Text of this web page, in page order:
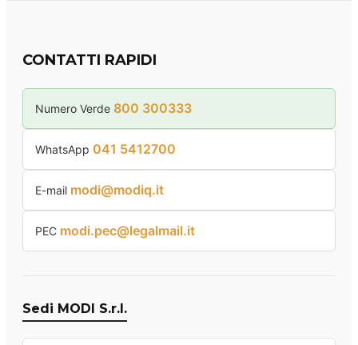
CONTATTI RAPIDI
Numero Verde 800 300333
WhatsApp 041 5412700
E-mail modi@modiq.it
PEC modi.pec@legalmail.it
Sedi MODI S.r.l.